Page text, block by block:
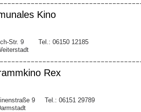
Kino
Str. 9
Tel.: 06150 12185
Rex
9
Tel.: 06151 29789